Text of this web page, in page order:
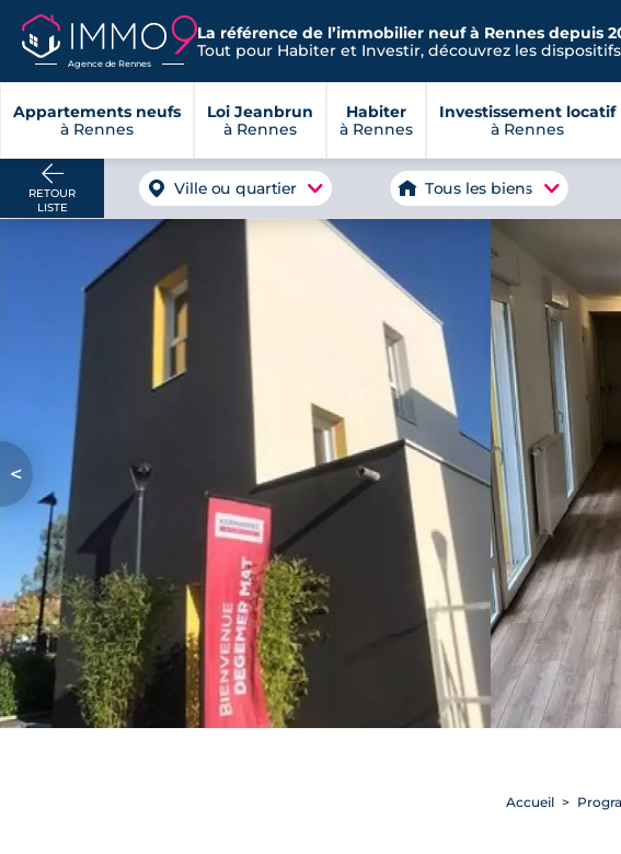
Agence de Rennes
La référence de l’immobilier neuf à Rennes depuis
Tout pour Habiter et Investir, découvrez les
Appartements neufs
à Rennes
Loi Jeanbrun
à Rennes
Habiter
à Rennes
Investissement locatif
à Rennes
RETOUR
LISTE
Ville ou quartier Tous les biens
<
Accueil